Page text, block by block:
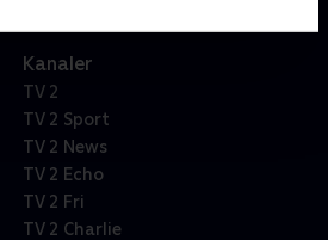
Kanaler
TV 2
TV 2 Sport
TV 2 News
TV 2 Echo
TV 2 Fri
TV 2 Charlie